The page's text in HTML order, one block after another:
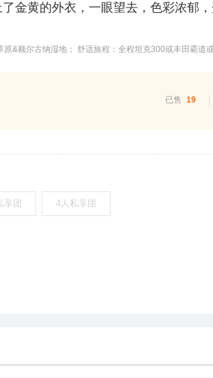
金黄的外衣，一眼望去，色彩浓郁
&额尔古纳湿地； 舒适旅程：全程坦克300或丰田霸道
已售 19
享团 4人私享团